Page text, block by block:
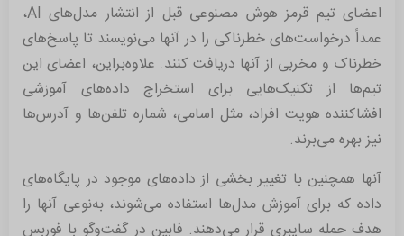
اعضای تیم قرمز هوش مصنوعی قبل از انتشار مدل‌های AI،
عمداً درخواست‌های خطرناکی را در آنها می‌نویسند تا پاسخ‌های
خطرناک و مخربی از آنها دریافت کنند. علاوه‌براین، اعضای این
تیم‌ها از تکنیک‌هایی برای استخراج داده‌های آموزشی
افشاکننده هویت افراد، مثل اسامی، شماره تلفن‌ها و آدرس‌ها
نیز بهره می‌برند.
آنها همچنین با تغییر بخشی از داده‌های موجود در پایگاه‌های
داده که برای آموزش مدل‌ها استفاده می‌شوند، به‌نوعی آنها را
هدف حمله سایبری قرار می‌دهند. فابین در گفت‌وگو با فوربس